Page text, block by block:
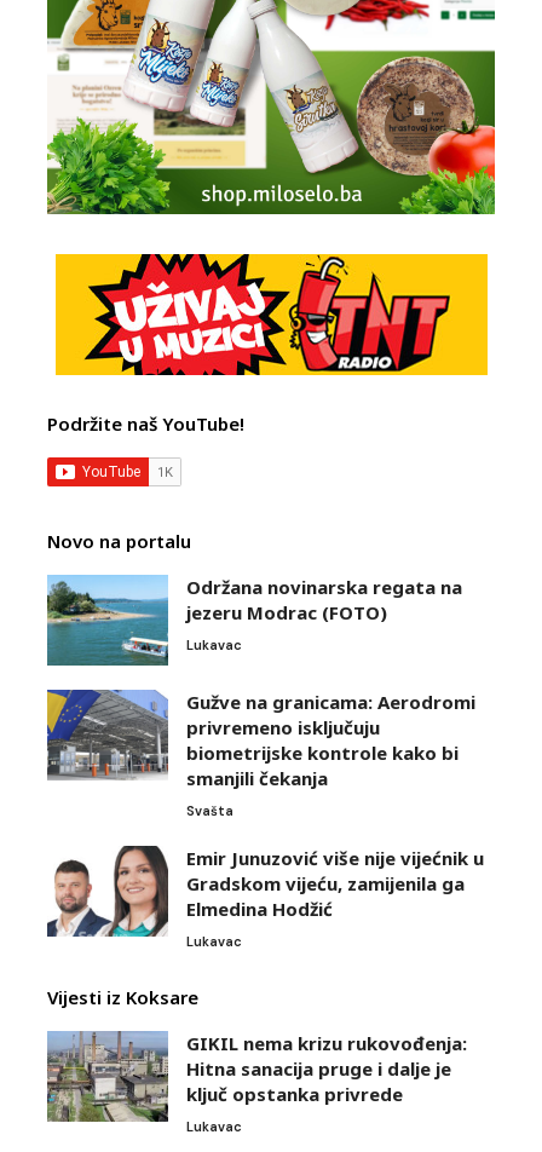
Podržite naš YouTube!
Novo na portalu
Održana novinarska regata na
jezeru Modrac (FOTO)
Lukavac
Gužve na granicama: Aerodromi
privremeno isključuju
biometrijske kontrole kako bi
smanjili čekanja
Svašta
Emir Junuzović više nije vijećnik u
Gradskom vijeću, zamijenila ga
Elmedina Hodžić
Lukavac
Vijesti iz Koksare
GIKIL nema krizu rukovođenja:
Hitna sanacija pruge i dalje je
ključ opstanka privrede
Lukavac